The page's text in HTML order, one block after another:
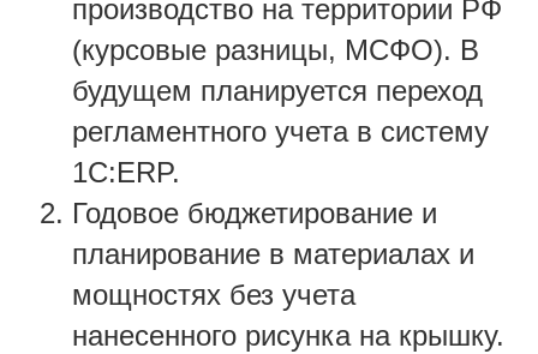
производство на территории РФ
(курсовые разницы, МСФО). В
будущем планируется переход
регламентного учета в систему
1С:ERP.
Годовое бюджетирование и
планирование в материалах и
мощностях без учета
нанесенного рисунка на крышку.